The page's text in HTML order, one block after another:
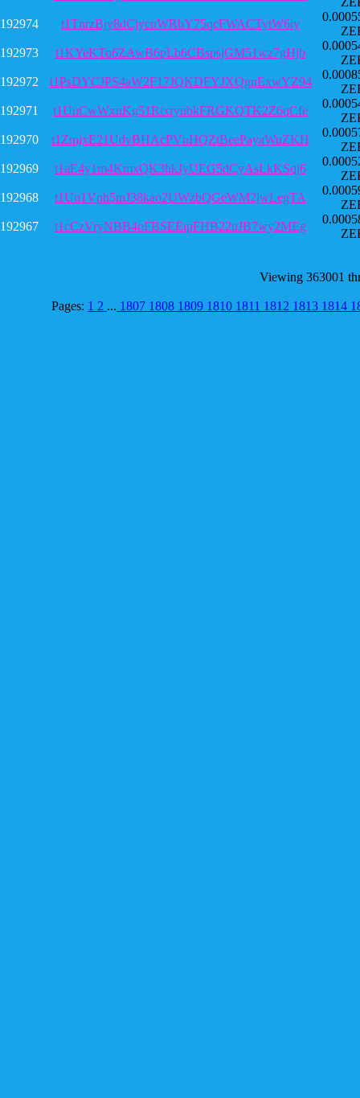
192974
t1TnrzBjy8dCjycuWRbY75qcFWACTytW6iy
192973
t1KYeKTo6ZAwB6pLb6CBspsjGM51wz7gHjb
192972
t1PsDYCJPS4aW2F17JQKDFYJXQgnExwYZ94
192971
t1UuCwWxnKg51RixrynbkFRGKQTK2Z6qCfe
192970
t1ZmjxE21UdvBHAcPVnHQZtBeePayaWuZKH
192969
t1aE4y1m4KmxQK3hkJyUEG5dCyAsLkKSqj6
192968
t1Uu1Vph5tnJ38kao2UWzbQGeWM2jwLegTA
192967
t1cCzVryNBB4oFBSEEipFHB22uJB7wy2MEg
Viewing 363001
Pages: 1 2 ... 1807 1808 1809 1810 1811 1812 1813 1814